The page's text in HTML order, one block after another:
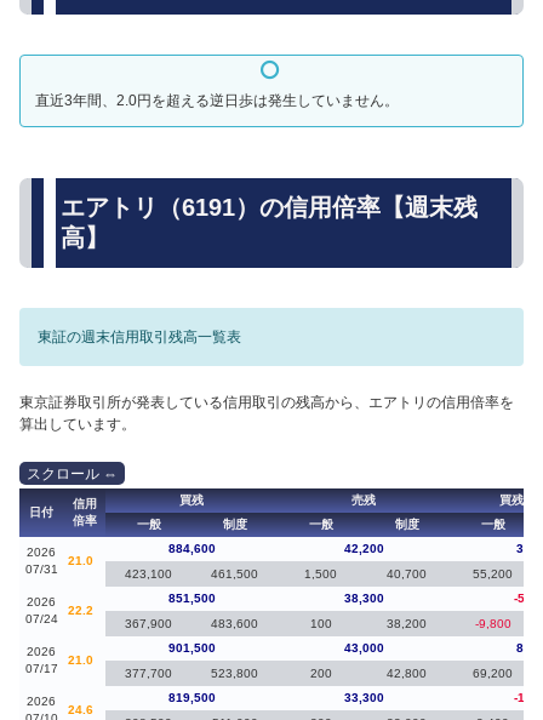
直近3年間、2.0円を超える逆日歩は発生していません。
エアトリ（6191）の信用倍率【週末残
高】
東証の週末信用取引残高一覧表
東京証券取引所が発表している信用取引の残高から、エアトリの信用倍率を
算出しています。
日付
信用
倍率
買残 売残
買残（
一般
制度 一般 制度 一般
2026
07/31
21.0
884,600 42,200
423,100
461,500 1,500 40,700 55,200
2026
07/24
22.2
851,500 38,300
-
367,900
483,600 100 38,200 -9,800
2026
07/17
21.0
901,500 43,000
377,700
523,800 200 42,800 69,200
2026
24.6
819,500 33,300
-